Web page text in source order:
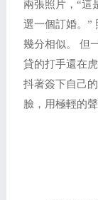
兩張照片，“這
選一個訂婚。”
幾分相似。 但
貸的打手還在
抖著簽下自己
臉，用極輕的